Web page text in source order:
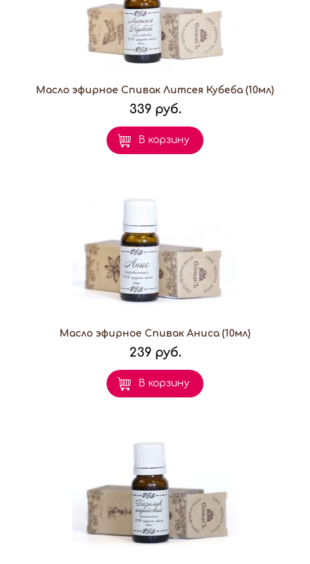
Масло эфирное Спивак Литсея Кубеба (10мл)
339 руб.
В корзину
Масло эфирное Спивак Аниса (10мл)
239 руб.
В корзину